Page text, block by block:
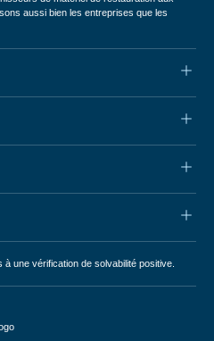
aussi bien les entreprises que les
une vérification de solvabilité positive.